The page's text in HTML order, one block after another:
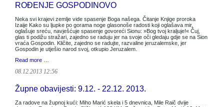
ROĐENJE GOSPODINOVO
Neka svi krajevi zemlje vide spasenje Boga našega. Čitanje Knjige proroka
Izaije Kako su ljupke po gorama noge glasonoše radosti koji oglašava mir,
oglašuje sreću, navješćuje spasenje govoreći Sionu: »Bog tvoj kraljuje!« Čuj,
glas ti podižu stražari, zajedno se raduju jer na svoje oči gledaju gdje se na Sion
vraća Gospodin. Kličite, zajedno se radujte, razvaline jeruzalemske, jer
Gospodin je utješio narod svoj, otkupio Jeruzalem.
Read more …
08.12.2013 12:56
Župne obavijesti: 9.12. - 22.12. 2013.
Za radove na župnoj kući: Miho Marić skela i 5 dnevnica, Mile Raič dvije